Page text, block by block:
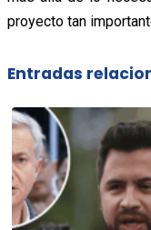
proyecto tan
Entradas